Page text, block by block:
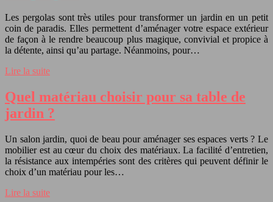
Les pergolas sont très utiles pour transformer un jardin en un petit
coin de paradis. Elles permettent d’aménager votre espace extérieur
de façon à le rendre beaucoup plus magique, convivial et propice à
la détente, ainsi qu’au partage. Néanmoins, pour…
Lire la suite
Quel matériau choisir pour sa table de
jardin ?
Un salon jardin, quoi de beau pour aménager ses espaces verts ? Le
mobilier est au cœur du choix des matériaux. La facilité d’entretien,
la résistance aux intempéries sont des critères qui peuvent définir le
choix d’un matériau pour les…
Lire la suite